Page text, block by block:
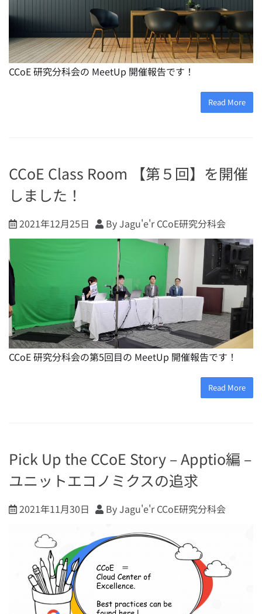
CCoE 研究分科会の MeetUp 開催報告です！
Read More
CCoE Class Room 【第５回】を開催
しました！
2021年12月25日 By Jagu'e'r CCoE研究分科会
CCoE 研究分科会の第5回目の MeetUp 開催報告です！
Read More
Pick Up the CCoE Story – Apptio編 –
ユニットエコノミクスの追求
2021年11月30日 By Jagu'e'r CCoE研究分科会